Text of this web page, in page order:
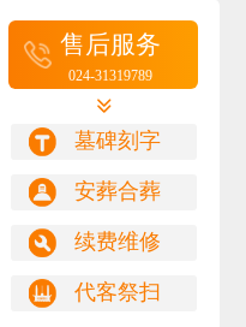
售后服务
024-31319789

墓碑刻字
安葬合葬
续费维修
代客祭扫